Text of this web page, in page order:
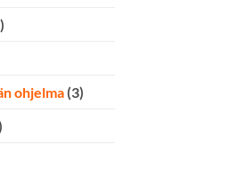
ohjelma(3)